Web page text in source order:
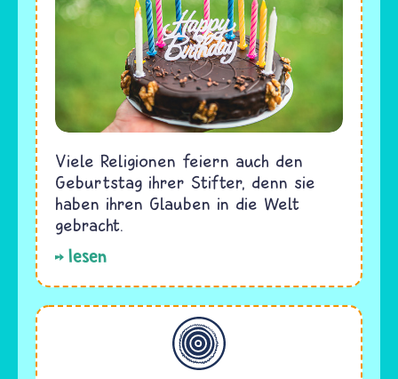
Viele Religionen feiern auch den
Geburtstag ihrer Stifter, denn sie
haben ihren Glauben in die Welt
gebracht.
lesen
Allgemein